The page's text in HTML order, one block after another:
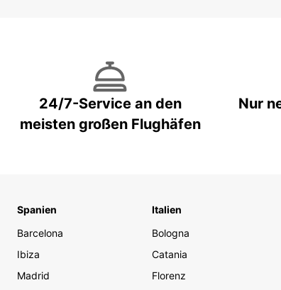
24/7-Service an den
meisten großen Flughäfen
Nur
Spanien
Barcelona
Ibiza
Madrid
Italien
Bologna
Catania
Florenz